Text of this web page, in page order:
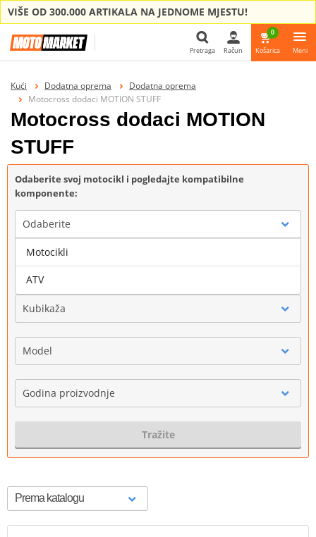
VIŠE OD 300.000 ARTIKALA NA JEDNOME MJESTU!
Pretraga Račun
0
Košarica Meni
Kući Dodatna oprema
Dodatna oprema
Motocross dodaci MOTION STUFF
Motocross dodaci MOTION
STUFF
Odaberite svoj motocikl i pogledajte kompatibilne
komponente:
Odaberite
Marka
Kubikaža
Model
Godina proizvodnje
Tražite
Motocikli
ATV